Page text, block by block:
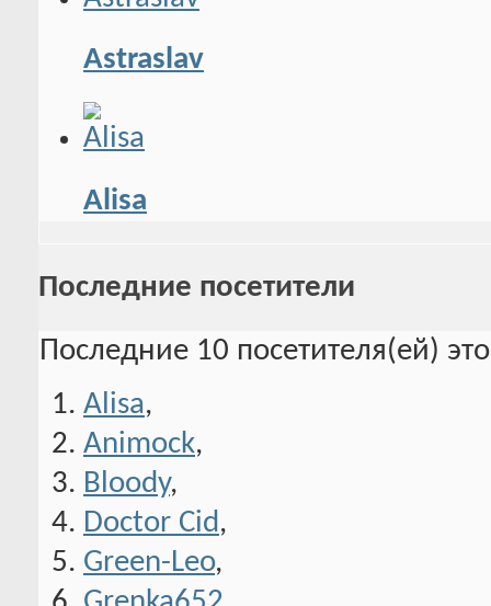
Astraslav
Alisa
Последние посетители
Последние 10 посетителя(ей)
Alisa,
Animock,
Bloody,
Doctor Cid,
Green-Leo,